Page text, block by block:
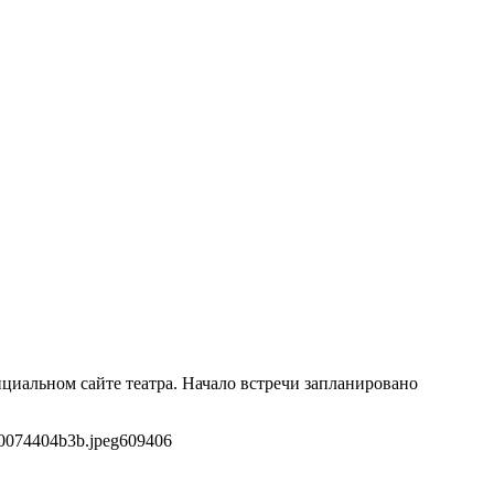
сайте театра. Начало встречи запланировано
609406